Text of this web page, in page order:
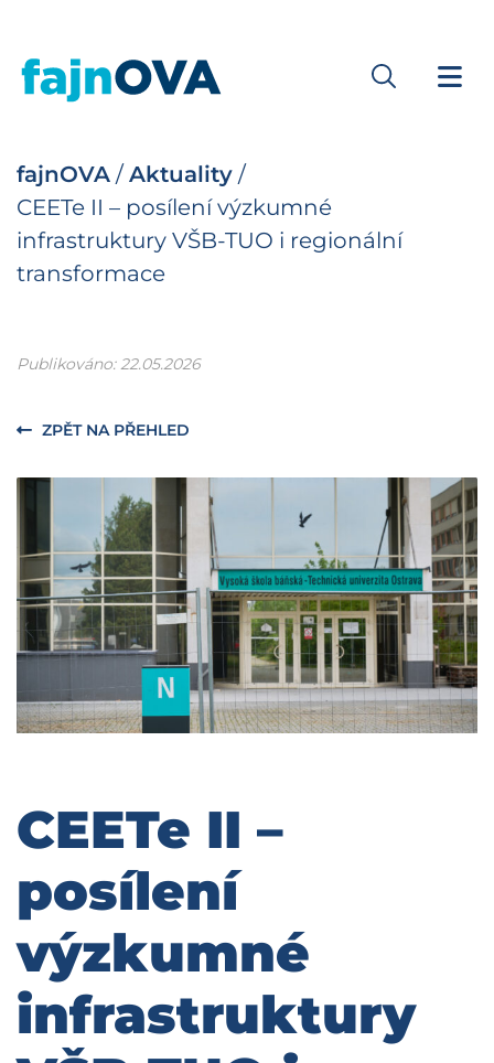
fajnOVA / Aktuality /
CEETe II – posílení výzkumné
infrastruktury VŠB-TUO i regionální
transformace
Publikováno: 22.05.2026
ZPĚT NA PŘEHLED
CEETe II –
posílení
výzkumné
infrastruktury